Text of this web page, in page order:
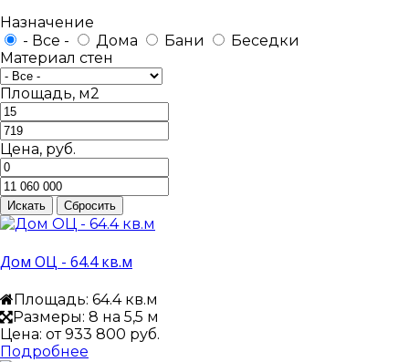
Назначение
- Все -
Дома Бани
Беседки
Материал стен
Площадь, м2
Цена, руб.
Дом ОЦ - 64.4 кв.м
Площадь: 64.4 кв.м
Размеры: 8 на 5,5 м
Цена: от933 800 руб.
Подробнее